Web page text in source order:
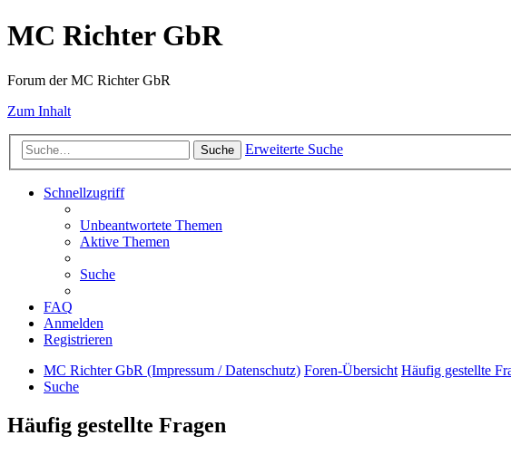
MC Richter GbR
Forum der MC Richter GbR
Zum Inhalt
Suche Erweiterte Suche
Schnellzugriff
Unbeantwortete Themen
Aktive Themen
Suche
FAQ
Anmelden
Registrieren
MC Richter GbR (Impressum / Datenschutz) Foren-Übersicht Häufig gestellte
Suche
Häufig gestellte Fragen